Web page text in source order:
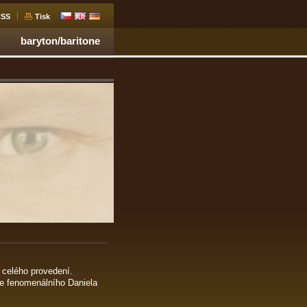
Tisk
baryton/baritone
provedení.
fenomenálního Daniela